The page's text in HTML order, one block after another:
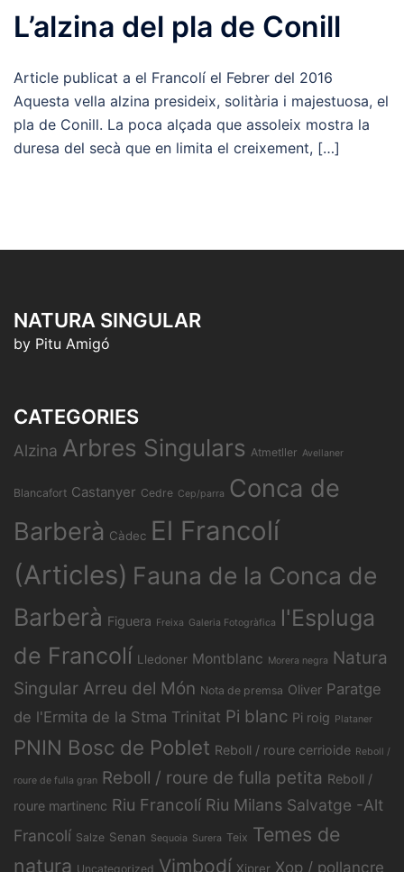
L’alzina del pla de Conill
Article publicat a el Francolí el Febrer del 2016
Aquesta vella alzina presideix, solitària i majestuosa, el
pla de Conill. La poca alçada que assoleix mostra la
duresa del secà que en limita el creixement, […]
NATURA SINGULAR
by Pitu Amigó
CATEGORIES
Alzina Arbres Singulars Atmetller Avellaner
Blancafort Castanyer Cedre Cep/parra
Conca de
Barberà Càdec El Francolí
(Articles) Fauna de la Conca de
Barberà Figuera Freixa Galeria Fotogràfica
l'Espluga
de Francolí Lledoner Montblanc Morera negra
Natura
Singular Arreu del Món Nota de premsa Oliver Paratge
de l'Ermita de la Stma Trinitat Pi blanc Pi roig Plataner
PNIN Bosc de Poblet Reboll / roure cerrioide Reboll /
roure de fulla gran Reboll / roure de fulla petita Reboll /
roure martinenc Riu Francolí Riu Milans Salvatge -Alt
Francolí Salze Senan Sequoia Surera Teix Temes de
natura Uncategorized Vimbodí Xiprer Xop / pollancre